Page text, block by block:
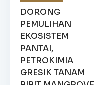
DORONG
PEMULIHAN
EKOSISTEM
PANTAI,
PETROKIMIA
GRESIK TANAM